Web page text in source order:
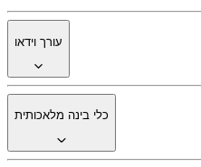
עורך וידאו
כלי בינה מלאכותית